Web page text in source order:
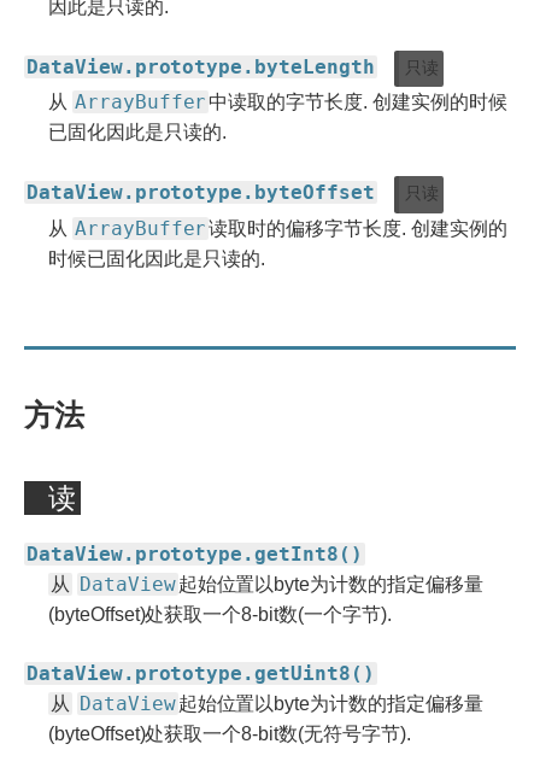
因此是只读的.
DataView.prototype.byteLength 只读
从 ArrayBuffer 中读取的字节长度. 创建实例的时候
已固化因此是只读的.
DataView.prototype.byteOffset 只读
从 ArrayBuffer 读取时的偏移字节长度. 创建实例的
时候已固化因此是只读的.
方法
读
DataView.prototype.getInt8()
从 DataView 起始位置以byte为计数的指定偏移量
(byteOffset)处获取一个8-bit数(一个字节).
DataView.prototype.getUint8()
从 DataView 起始位置以byte为计数的指定偏移量
(byteOffset)处获取一个8-bit数(无符号字节).